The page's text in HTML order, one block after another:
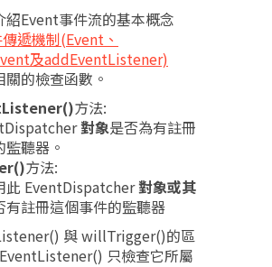
紹Event事件流的基本概念
遞機制(Event、
及addEventListener)
的檢查函數。
方法:
對象是否為有註冊
聽器。
方法:
此 EventDispatcher對象或其
有註冊這個事件的監聽器
與 willTrigger()的區
只檢查它所屬